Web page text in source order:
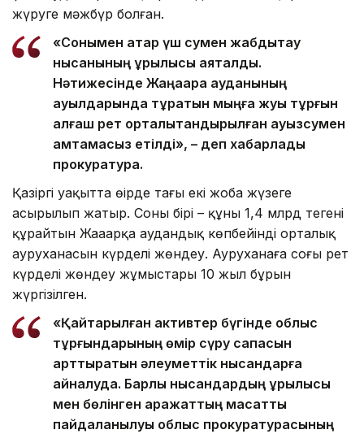
жүруге мәжбүр болған.
«Сонымен қатар үш сумен жабдықтау
нысанының құрылысы аяқталды.
Нәтижесінде Жаңаарқа ауданының
ауылдарында тұратын мыңға жуық тұрғын
алғаш рет орталықтандырылған ауызсумен
қамтамасыз етілді», – деп хабарлады
прокуратура.
Қазіргі уақытта өңірде тағы екі жоба жүзеге
асырылып жатыр. Соның бірі – құны 1,4 млрд теңгені
құрайтын Жаңаарқа аудандық көпбейінді орталық
ауруханасын күрделі жөндеу. Ауруханаға соңғы рет
күрделі жөндеу жұмыстары 10 жыл бұрын
жүргізілген.
«Қайтарылған активтер бүгінде облыс
тұрғындарының өмір сүру сапасын
арттыратын әлеуметтік нысандарға
айналуда. Барлық нысандардың құрылысы
мен бөлінген қаражаттың мақсатты
пайдаланылуы облыс прокуратурасының